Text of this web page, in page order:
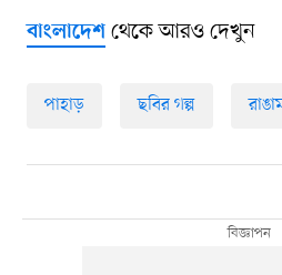
বাংলাদেশথেকে আরও দেখুন
পাহাড় ছবির গল্প